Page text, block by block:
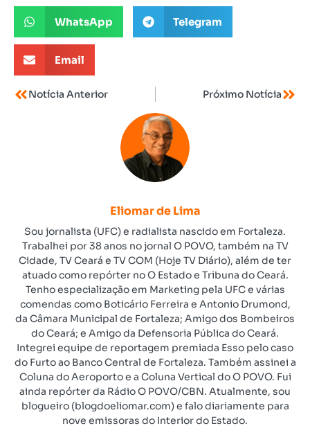
WhatsApp Telegram
Email
Notícia Anterior Próximo Notícia
Eliomar de Lima
Sou jornalista (UFC) e radialista nascido em Fortaleza.
Trabalhei por 38 anos no jornal O POVO, também na TV
Cidade, TV Ceará e TV COM (Hoje TV Diário), além de ter
atuado como repórter no O Estado e Tribuna do Ceará.
Tenho especialização em Marketing pela UFC e várias
comendas como Boticário Ferreira e Antonio Drumond,
da Câmara Municipal de Fortaleza; Amigo dos Bombeiros
do Ceará; e Amigo da Defensoria Pública do Ceará.
Integrei equipe de reportagem premiada Esso pelo caso
do Furto ao Banco Central de Fortaleza. Também assinei a
Coluna do Aeroporto e a Coluna Vertical do O POVO. Fui
ainda repórter da Rádio O POVO/CBN. Atualmente, sou
blogueiro (blogdoeliomar.com) e falo diariamente para
nove emissoras do Interior do Estado.